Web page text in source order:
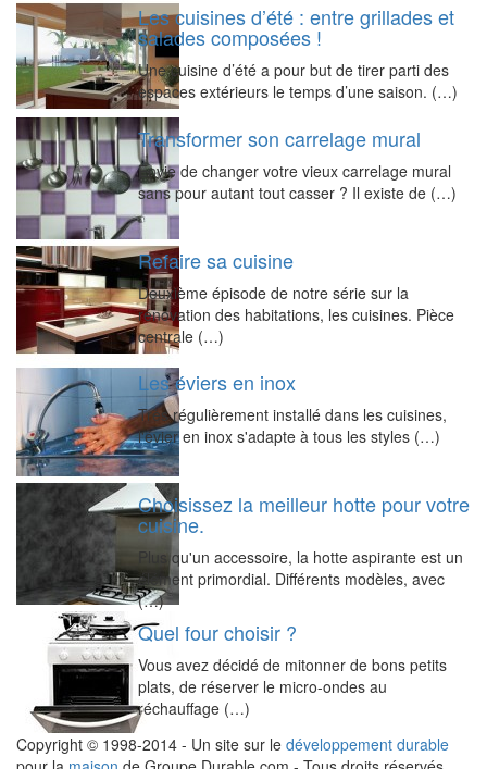
Les cuisines d’été : entre grillades et
salades composées !
Une cuisine d’été a pour but de tirer parti des
espaces extérieurs le temps d’une saison. (…)
Transformer son carrelage mural
Envie de changer votre vieux carrelage mural
sans pour autant tout casser ? Il existe de (…)
Refaire sa cuisine
Deuxième épisode de notre série sur la
rénovation des habitations, les cuisines. Pièce
centrale (…)
Les éviers en inox
Très régulièrement installé dans les cuisines,
l'évier en inox s'adapte à tous les styles (…)
Choisissez la meilleur hotte pour votre
cuisine.
Plus qu'un accessoire, la hotte aspirante est un
élément primordial. Différents modèles, avec
(…)
Quel four choisir ?
Vous avez décidé de mitonner de bons petits
plats, de réserver le micro-ondes au
réchauffage (…)
Copyright © 1998-2014 - Un site sur le développement durable